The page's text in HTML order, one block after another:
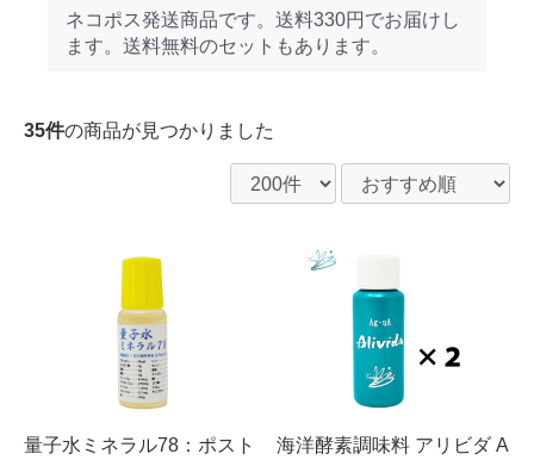
ネコポス発送商品です。送料330円でお届けし
ます。送料無料のセットもあります。
35件の商品が見つかりました
量子水ミネラル78：ポスト
海洋酵素調味料 アリビダ A